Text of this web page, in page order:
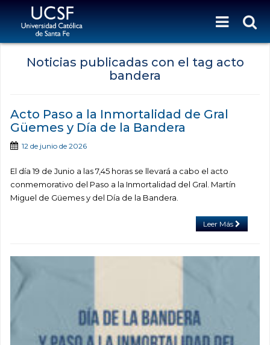
Noticias publicadas con el tag acto
bandera
Acto Paso a la Inmortalidad de Gral
Güemes y Día de la Bandera
12 de junio de 2026
El día 19 de Junio a las 7,45 horas se llevará a cabo el acto
conmemorativo del Paso a la Inmortalidad del Gral. Martín
Miguel de Güemes y del Día de la Bandera.
Leer Más